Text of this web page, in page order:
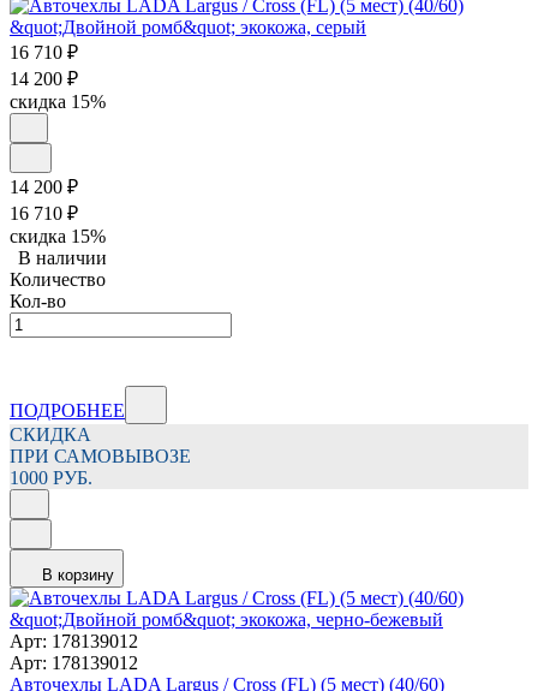
16 710 ₽
14 200 ₽
скидка 15%
14 200 ₽
16 710 ₽
скидка 15%
В наличии
Количество
Кол-во
ПОДРОБНЕЕ
СКИДКА
ПРИ САМОВЫВОЗЕ
1000 РУБ.
В корзину
Арт: 178139012
Арт: 178139012
Авточехлы LADA Largus / Cross (FL) (5 мест) (40/60)